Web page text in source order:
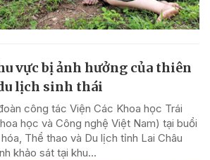
vực bị ảnh hưởng của thiên
lịch sinh thái
công tác Viện Các Khoa học Trái
học và Công nghệ Việt Nam) tại buổi
Thể thao và Du lịch tỉnh Lai Châu
khảo sát tại khu...